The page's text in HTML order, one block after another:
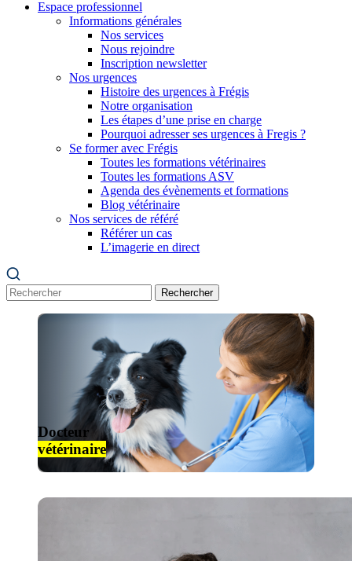
Espace professionnel
Informations générales
Nos services
Nous rejoindre
Inscription newsletter
Nos urgences
Histoire des urgences à Frégis
Notre organisation
Les étapes d’une prise en charge
Pourquoi adresser ses urgences à Fregis ?
Se former avec Frégis
Toutes les formations vétérinaires
Toutes les formations ASV
Agenda des évènements et formations
Blog vétérinaire
Nos services de référé
Référer un cas
L’imagerie en direct
Rechercher
Docteur
vétérinaire